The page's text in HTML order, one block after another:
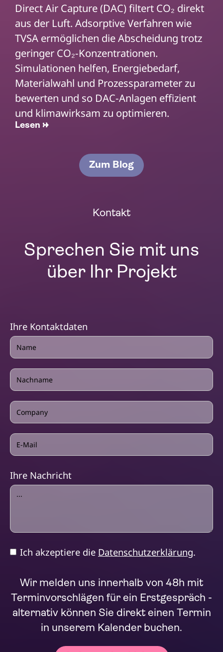
Direct Air Capture (DAC) filtert CO₂ direkt
aus der Luft. Adsorptive Verfahren wie
TVSA ermöglichen die Abscheidung trotz
geringer CO₂-Konzentrationen.
Simulationen helfen, Energiebedarf,
Materialwahl und Prozessparameter zu
bewerten und so DAC-Anlagen effizient
und klimawirksam zu optimieren.
Lesen →
Zum Blog
Kontakt
Sprechen Sie mit uns
über Ihr Projekt
Ihre Kontaktdaten
Ihre Nachricht
Ich akzeptiere die Datenschutzerklärung.
Wir melden uns innerhalb von 48h mit
Terminvorschlägen für ein Erstgespräch -
alternativ können Sie direkt einen Termin
in unserem Kalender buchen.